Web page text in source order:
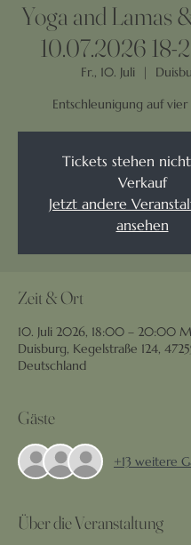
Yoga and Lamas
10.07.2026 18-
Fr., 10. Juli
  |
Entschleunigung auf vier
Tickets stehen
Verkauf
Jetzt andere
ansehen
Zeit & Ort
10. Juli 2026, 18:00 – 20:00
Duisburg, Kegelstraße 124,
Deutschland
Gäste
+13 weitere
Über die Veranstaltung